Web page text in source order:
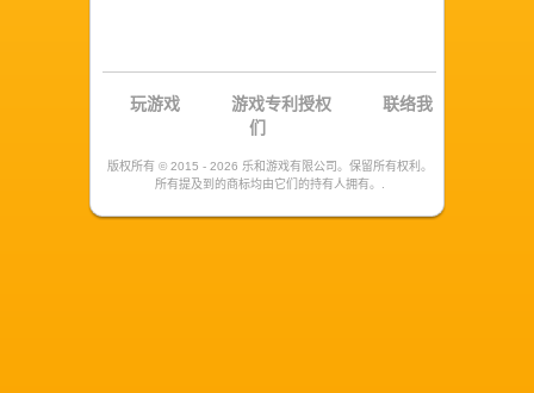
玩游戏 游戏专利授权
联络我
们
版权所有 © 2015 - 2026 乐和游戏有限公司。保留所有权利。
所有提及到的商标均由它们的持有人拥有。.